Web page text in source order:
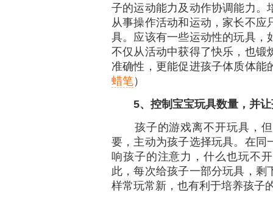
子的运动能力及动作协调能力。
从事操作活动和运动，家长不
具。应该有一些运动性的玩具，
不仅从活动中获得了快乐，也锻
准确性，更能促进孩子体质体能
蜡笔）
5、控制宝宝玩具数量，并
孩子的游戏离不开玩具，但
要，主动为孩子选择玩具。在同
响孩子的注意力，什么也玩不
此，每次给孩子一部分玩具，剩
样常玩常新，也有利于培养孩子